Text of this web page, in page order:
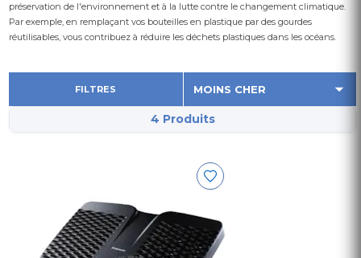
préservation de l'environnement et à la lutte contre le changement climatique.
Par exemple, en remplaçant vos bouteilles en plastique par des gourdes
réutilisables, vous contribuez à réduire les déchets plastiques dans les océans.
FILTRES
4 Produits